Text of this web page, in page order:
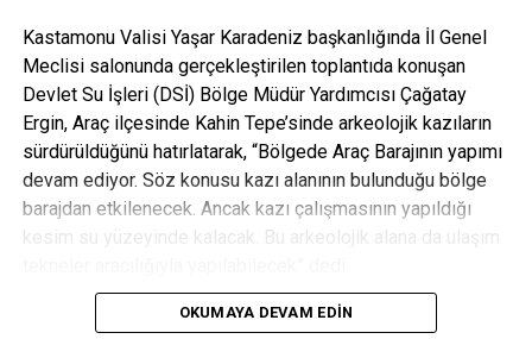
Kastamonu Valisi Yaşar Karadeniz başkanlığında İl Genel
Meclisi salonunda gerçekleştirilen toplantıda konuşan
Devlet Su İşleri (DSİ) Bölge Müdür Yardımcısı Çağatay
Ergin, Araç ilçesinde Kahin Tepe’sinde arkeolojik kazıların
sürdürüldüğünü hatırlatarak, “Bölgede Araç Barajının yapımı
devam ediyor. Söz konusu kazı alanının bulunduğu bölge
barajdan etkilenecek. Ancak kazı çalışmasının yapıldığı
kesim su yüzeyinde kalacak. Bu arkeolojik alana da ulaşım
OKUMAYA DEVAM EDIN